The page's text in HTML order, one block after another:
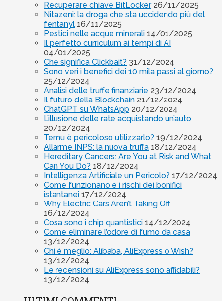
Recuperare chiave BitLocker 26/11/2025
Nitazeni: la droga che sta uccidendo più del
fentanyl 16/11/2025
Pestici nelle acque minerali 14/01/2025
Il perfetto curriculum ai tempi di AI
04/01/2025
Che significa Clickbait? 31/12/2024
Sono veri i benefici dei 10 mila passi al giorno?
25/12/2024
Analisi delle truffe finanziarie 23/12/2024
Il futuro della Blockchain 21/12/2024
ChatGPT su WhatsApp 20/12/2024
L’illusione delle rate acquistando un’auto
20/12/2024
Temu è pericoloso utilizzarlo? 19/12/2024
Allarme INPS: la nuova truffa 18/12/2024
Hereditary Cancers: Are You at Risk and What
Can You Do? 18/12/2024
Intelligenza Artificiale un Pericolo? 17/12/2024
Come funzionano e i rischi dei bonifici
istantanei 17/12/2024
Why Electric Cars Aren’t Taking Off
16/12/2024
Cosa sono i chip quantistici 14/12/2024
Come eliminare l’odore di fumo da casa
13/12/2024
Chi è meglio: Alibaba, AliExpress o Wish?
13/12/2024
Le recensioni su AliExpress sono affidabili?
13/12/2024